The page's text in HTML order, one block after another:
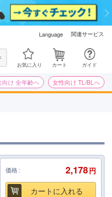
Language 関連サービス
お気に入り カート ガイド
向け 全年齢へ 女性向け TL/BLへ
価格 2,178円
カートに入れる